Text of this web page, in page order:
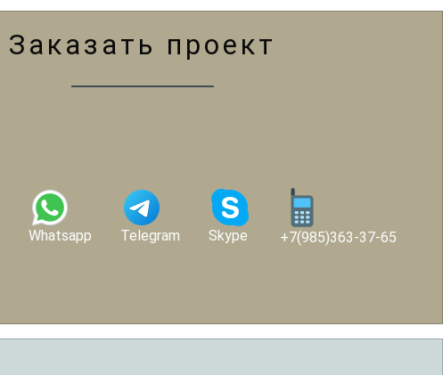
Заказать проект
Whatsapp Telegram Skype +7(985)363-37-65